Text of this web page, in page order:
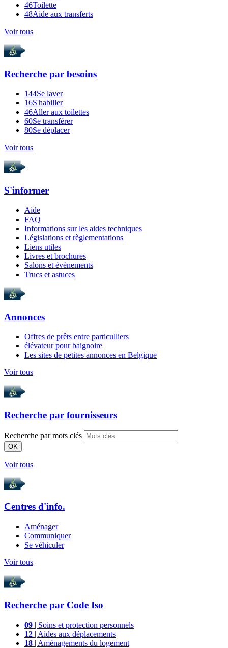
46Toilette
48Aide aux transferts
Voir tous
Recherche par besoins
144Se laver
16S'habiller
46Aller aux toilettes
60Se transférer
80Se déplacer
Voir tous
S'informer
Aide
FAQ
Informations sur les aides techniques
Législations et règlementations
Liens utiles
Livres et brochures
Salons et évènements
Trucs et astuces
Annonces
Offres de prêts entre particulliers
élévateur pour baignoire
Les sites de petites annonces en Belgique
Voir tous
Recherche par fournisseurs
Recherche par mots clés
OK
Voir tous
Centres d'info.
Aménager
Communiquer
Se véhiculer
Voir tous
Recherche par Code Iso
09 | Soins et protection personnels
12 | Aides aux déplacements
18 | Aménagements du logement